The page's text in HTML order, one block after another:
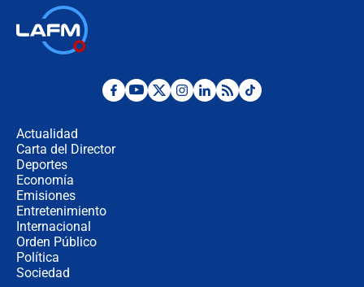
¿Por qué De la Espriella gobernará
Actualidad
Carta del Director
Deportes
Economía
Emisiones
Entretenimiento
Internacional
Orden Público
Política
Sociedad